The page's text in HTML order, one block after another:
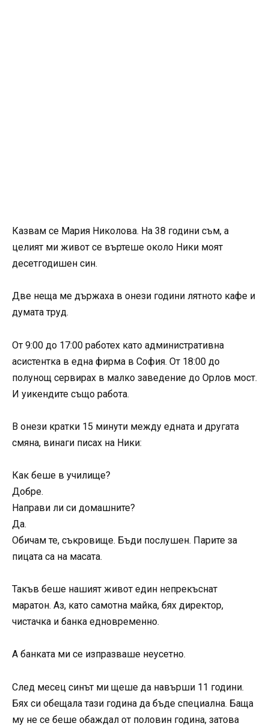
Казвам се Мария Николова. На 38 години съм, а
целият ми живот се въртеше около Ники моят
десетгодишен син.
Две неща ме държаха в онези години лятното кафе и
думата труд.
От 9:00 до 17:00 работех като административна
асистентка в една фирма в София. От 18:00 до
полунощ сервирах в малко заведение до Орлов мост.
И уикендите също работа.
В онези кратки 15 минути между едната и другата
смяна, винаги писах на Ники:
Как беше в училище?
Добре.
Направи ли си домашните?
Да.
Обичам те, съкровище. Бъди послушен. Парите за
пицата са на масата.
Такъв беше нашият живот един непрекъснат
маратон. Аз, като самотна майка, бях директор,
чистачка и банка едновременно.
А банката ми се изпразваше неусетно.
След месец синът ми щеше да навърши 11 години.
Бях си обещала тази година да бъде специална. Баща
му не се беше обаждал от половин година, затова